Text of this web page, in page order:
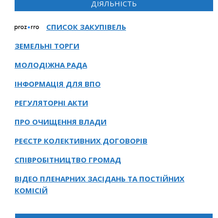
ДІЯЛЬНІСТЬ
СПИСОК ЗАКУПІВЕЛЬ
ЗЕМЕЛЬНІ ТОРГИ
МОЛОДІЖНА РАДА
ІНФОРМАЦІЯ ДЛЯ ВПО
РЕГУЛЯТОРНІ АКТИ
ПРО ОЧИЩЕННЯ ВЛАДИ
РЕЄСТР КОЛЕКТИВНИХ ДОГОВОРІВ
СПІВРОБІТНИЦТВО ГРОМАД
ВІДЕО ПЛЕНАРНИХ ЗАСІДАНЬ ТА ПОСТІЙНИХ
КОМІСІЙ